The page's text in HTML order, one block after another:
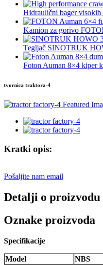
Hidraulični bager visokih
Kamion za gorivo
Tegljač SINOTRUK
Foton Auman 8×4 kiper
tvornica traktora-4
Kratki opis:
Pošaljite nam email
Detalji o proizvodu
Oznake proizvoda
Specifikacije
Model NBS